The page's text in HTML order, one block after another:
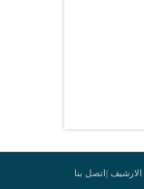
الارشيف |اتصل بنا